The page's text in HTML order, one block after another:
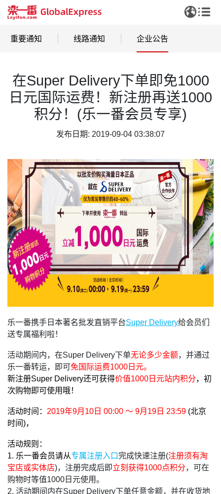
重要通知 线路通知 企业公告
在Super Delivery下单即免1000
日元国际运费！新注册再送1000
积分！(乐一番会员专享)
发布日期: 2019-09-04 03:38:07
乐一番携手日本著名批发直销平台Super Delivery给会员们
送专属福利啦！
活动期间内，在Super Delivery下单无论多少金额，并通过
乐一番转运，即可免国际运费1000日元。
新注册Super Delivery还可获得价值1000日元站内积分，初
次购物即可使用哦！
活动时间： 2019年9月10日 00:00 ～ 9月19日 23:59 (北京
时间)，
活动规则：
1. 乐一番会员请从专属注册入口完成快速注册(注册须有淘
宝店或实体店)，注册完成后即立刻获得1000点积分，可在
购物时等值1000日元使用。
2. 活动期间内在Super Delivery下单任意金额，并在收货地